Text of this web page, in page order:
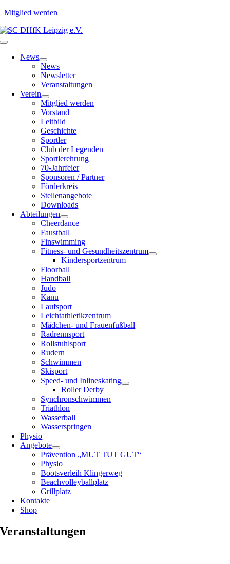
Mitglied werden
Zum
Inhalt
Toggle
NavigationNews
News
Newsletter
Veranstaltungen
Verein
Mitglied werden
Vorstand
Leitbild
Geschichte
Sportler
Club der Legenden
Sportlerehrung
70-Jahrfeier
Sponsoren / Partner
Förderkreis
Stellenangebote
Downloads
Abteilungen
Cheerdance
Faustball
Finswimming
Fitness- und Gesundheitszentrum
Kindersportzentrum
Floorball
Handball
Judo
Kanu
Laufsport
Leichtathletikzentrum
Mädchen- und Frauenfußball
Radrennsport
Rollstuhlsport
Rudern
Schwimmen
Skisport
Speed- und Inlineskating
Roller Derby
Synchronschwimmen
Triathlon
Wasserball
Wasserspringen
Physio
Angebote
Prävention „MUT TUT GUT“
Physio
Bootsverleih Klingerweg
Beachvolleyballplatz
Grillplatz
Kontakte
Shop
Veranstaltungen